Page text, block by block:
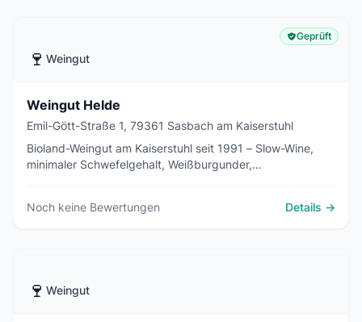
🍷 Weingut
Geprüft
Weingut Helde
Emil-Gött-Straße 1, 79361 Sasbach am Kaiserstuhl
Bioland-Weingut am Kaiserstuhl seit 1991 – Slow-Wine,
minimaler Schwefelgehalt, Weißburgunder,
Noch keine Bewertungen Details →
🍷 Weingut